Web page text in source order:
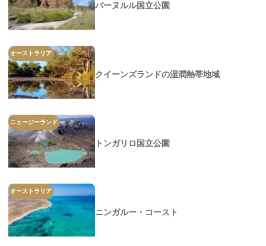
パーヌルル国立公園
オーストラリア
クイーンズランドの湿潤熱帯地域
ニュージーランド
トンガリロ国立公園
オーストラリア
ニンガルー・コースト